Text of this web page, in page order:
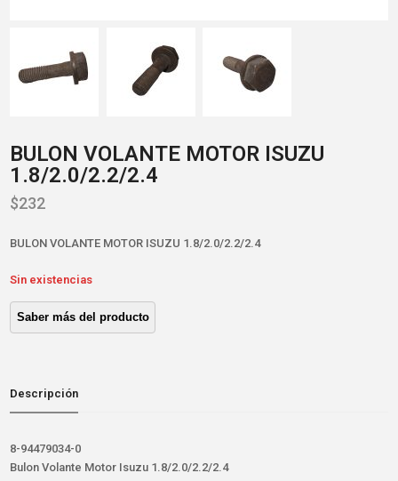
BULON VOLANTE MOTOR ISUZU
1.8/2.0/2.2/2.4
$232
BULON VOLANTE MOTOR ISUZU 1.8/2.0/2.2/2.4
Sin existencias
Descripción
8-94479034-0
Bulon Volante Motor Isuzu 1.8/2.0/2.2/2.4